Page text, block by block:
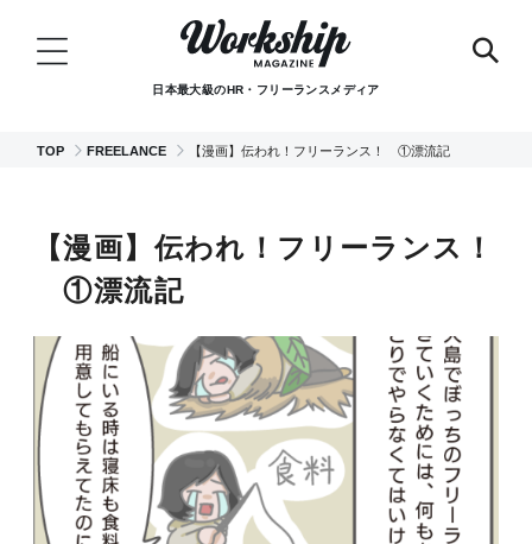
日本最大級のHR・フリーランスメディア
TOP FREELANCE 【漫画】伝われ！フリーランス！ ①漂流記
【漫画】伝われ！フリーランス！
①漂流記